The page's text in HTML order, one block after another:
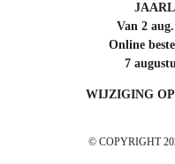
Van 2
Online
7
WIJZIGING
© COPYRIGHT